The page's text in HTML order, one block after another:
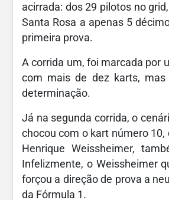
acirrada: dos 29 pilotos no
Santa Rosa a apenas 5
primeira prova.
A corrida um, foi marcada por
com mais de dez karts,
determinação.
Já na segunda corrida, o
chocou com o kart número 10,
Henrique Weissheimer,
Infelizmente, o Weissheimer
forçou a direção de prova a
da Fórmula 1.